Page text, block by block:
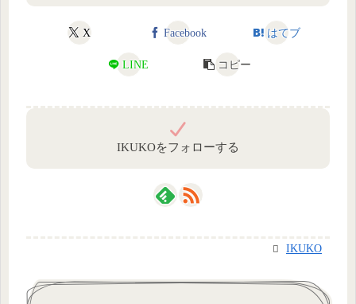
X Facebook はてブ
LINE コピー
IKUKOをフォローする
IKUKO